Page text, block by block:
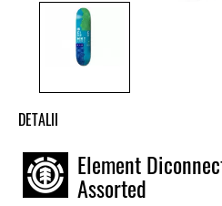
DETALII
Placa skate Element
Model
Disconnect Water
Element
Assorted